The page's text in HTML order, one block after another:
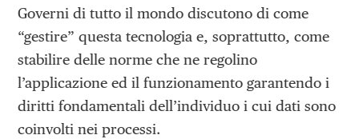
Governi di tutto il mondo discutono di come
“gestire” questa tecnologia e, soprattutto, come
stabilire delle norme che ne regolino
l’applicazione ed il funzionamento garantendo i
diritti fondamentali dell’individuo i cui dati sono
coinvolti nei processi.